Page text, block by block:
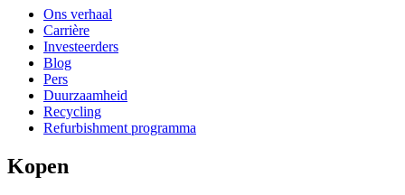
Ons verhaal
Carrière
Investeerders
Blog
Pers
Duurzaamheid
Recycling
Refurbishment programma
Kopen